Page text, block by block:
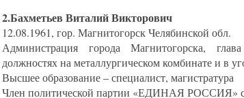
2.Бахметьев Виталий Викторович
12.08.1961, гор. Магнитогорск Челябинской обл.
Администрация города Магнитогорска,
должностях на металлургическом комбинате и в
Высшее образование – специалист, магистратура
Член политической партии «ЕДИНАЯ РОССИЯ» с